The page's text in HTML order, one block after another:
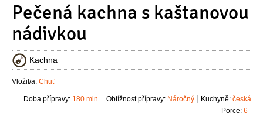
Pečená kachna s kaštanovou
nádivkou
Kachna
Vložil/a: Chuť
Kuchyně: česká
Obtížnost přípravy: Náročný
Doba přípravy: 180 min.
Porce: 6